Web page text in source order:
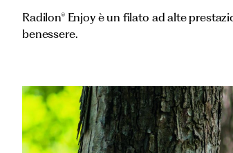
Radilon® Enjoy è un filato ad alte
benessere.